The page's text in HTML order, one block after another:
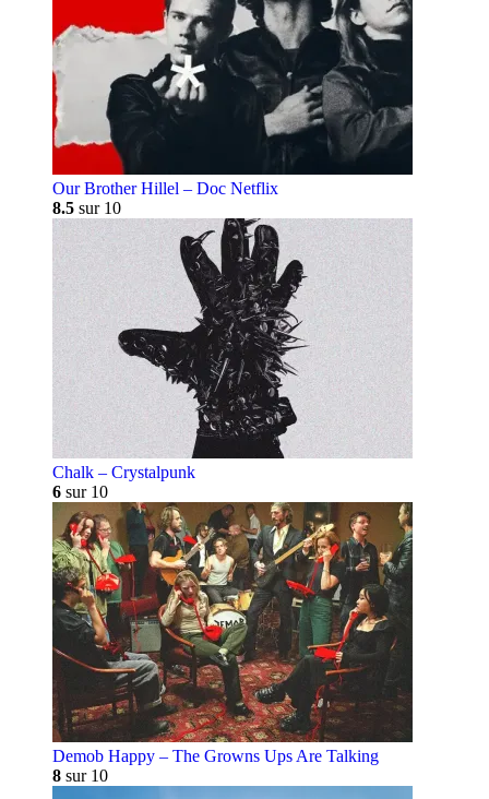
Our Brother Hillel – Doc Netflix
8.5 sur 10
Chalk – Crystalpunk
6 sur 10
Demob Happy – The Growns Ups Are Talking
8 sur 10